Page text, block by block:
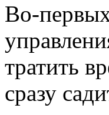
Во-
тратить
сразу